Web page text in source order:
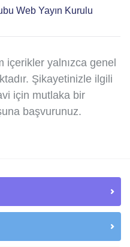
Web Yayın Kurulu
yalnızca genel
Şikayetinizle ilgili
için mutlaka bir
başvurunuz.